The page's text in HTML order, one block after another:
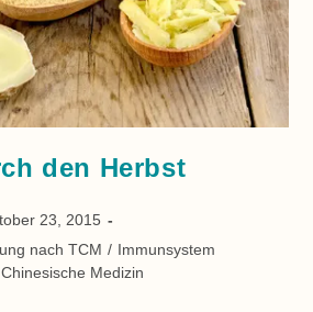
den Herbst
23, 2015
nach TCM / Immunsystem
Medizin